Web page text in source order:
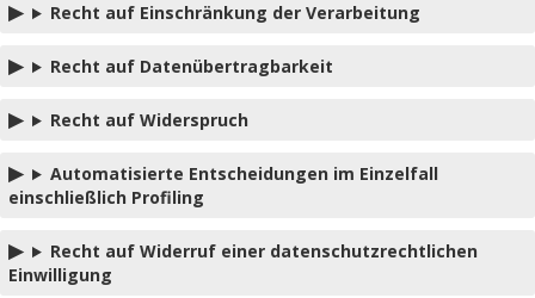
Recht auf Einschränkung der Verarbeitung
Recht auf Datenübertragbarkeit
Recht auf Widerspruch
Automatisierte Entscheidungen im Einzelfall
einschließlich Profiling
Recht auf Widerruf einer datenschutzrechtlichen
Einwilligung